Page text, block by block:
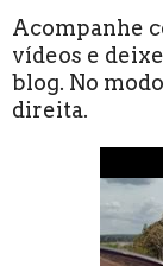
Acompanhe
vídeos e
blog. No
direita.